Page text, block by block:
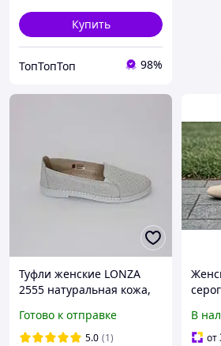
Купить
ТопТопТоп 98%
Туфли женские LONZA
2555 натуральная кожа,
подошве
Готово к отправке
5.0 (1)
В
от